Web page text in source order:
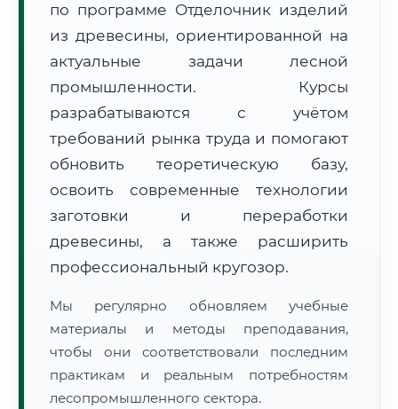
🗺️ Зона обслуживания: г. Витебск
Расчет логистики оригиналов:
• Маршрут транзита:
~3 272 км
• Экспресс-доставка СДЭК / Почтой: 5–7 рабочих дней
🔍 Нажмите на документ для увеличения и просмотра
по программе Отделочник изделий
из древесины, ориентированной на
актуальные задачи лесной
промышленности. Курсы
разрабатываются с учётом
требований рынка труда и помогают
обновить теоретическую базу,
освоить современные технологии
заготовки и переработки
древесины, а также расширить
профессиональный кругозор.
Мы регулярно обновляем учебные
материалы и методы преподавания,
чтобы они соответствовали последним
практикам и реальным потребностям
лесопромышленного сектора.